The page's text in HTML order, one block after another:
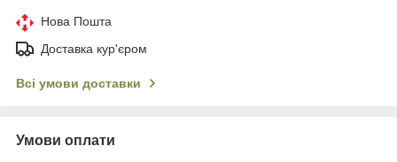
Нова Пошта
Доставка кур'єром
Всі умови доставки
Умови оплати